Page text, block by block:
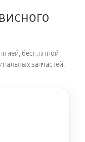
бесплатной
запчастей.